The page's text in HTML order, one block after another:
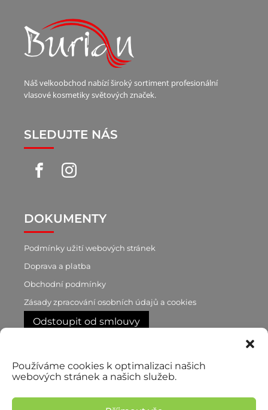
Používáme cookies k optimalizaci našich
webových stránek a našich služeb.
Náš velkoobchod nabízí široký sortiment profesionální
vlasové kosmetiky světových značek.
SLEDUJTE NÁS
DOKUMENTY
Podmínky užití webových stránek
Doprava a platba
Obchodní podmínky
Zásady zpracování osobních údajů a cookies
Odstoupit od smlouvy
RYCHLÝ KONTAKT
+420 603 188 870 p. Brůnová